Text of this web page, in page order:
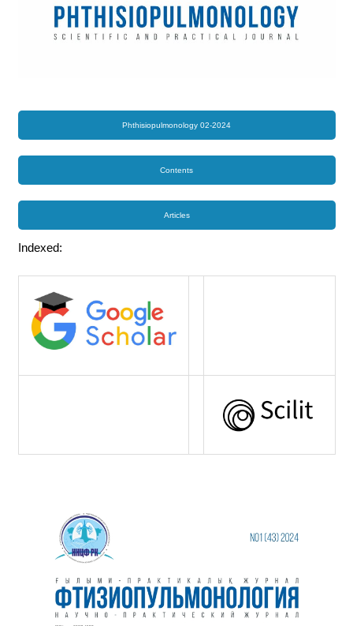
Phthisiopulmonology 02-2024
Contents
Articles
Indexed: